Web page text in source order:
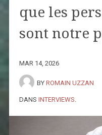
que les
sont notre
MAR 14, 2026
BY ROMAIN UZZAN
DANS INTERVIEWS